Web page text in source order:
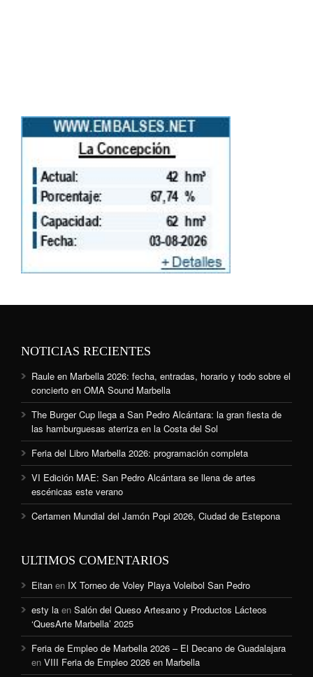
NOTICIAS RECIENTES
Raule en Marbella 2026: fecha, entradas, horario y todo sobre el
concierto en OMA Sound Marbella
The Burger Cup llega a San Pedro Alcántara: la gran fiesta de
las hamburguesas aterriza en la Costa del Sol
Feria del Libro Marbella 2026: programación completa
VI Edición MAE: San Pedro Alcántara se llena de artes
escénicas este verano
Certamen Mundial del Jamón Popi 2026, Ciudad de Estepona
ULTIMOS COMENTARIOS
Eitan en IX Torneo de Voley Playa Voleibol San Pedro
esty la en Salón del Queso Artesano y Productos Lácteos
‘QuesArte Marbella’ 2025
Feria de Empleo de Marbella 2026 – El Decano de Guadalajara
en VIII Feria de Empleo 2026 en Marbella